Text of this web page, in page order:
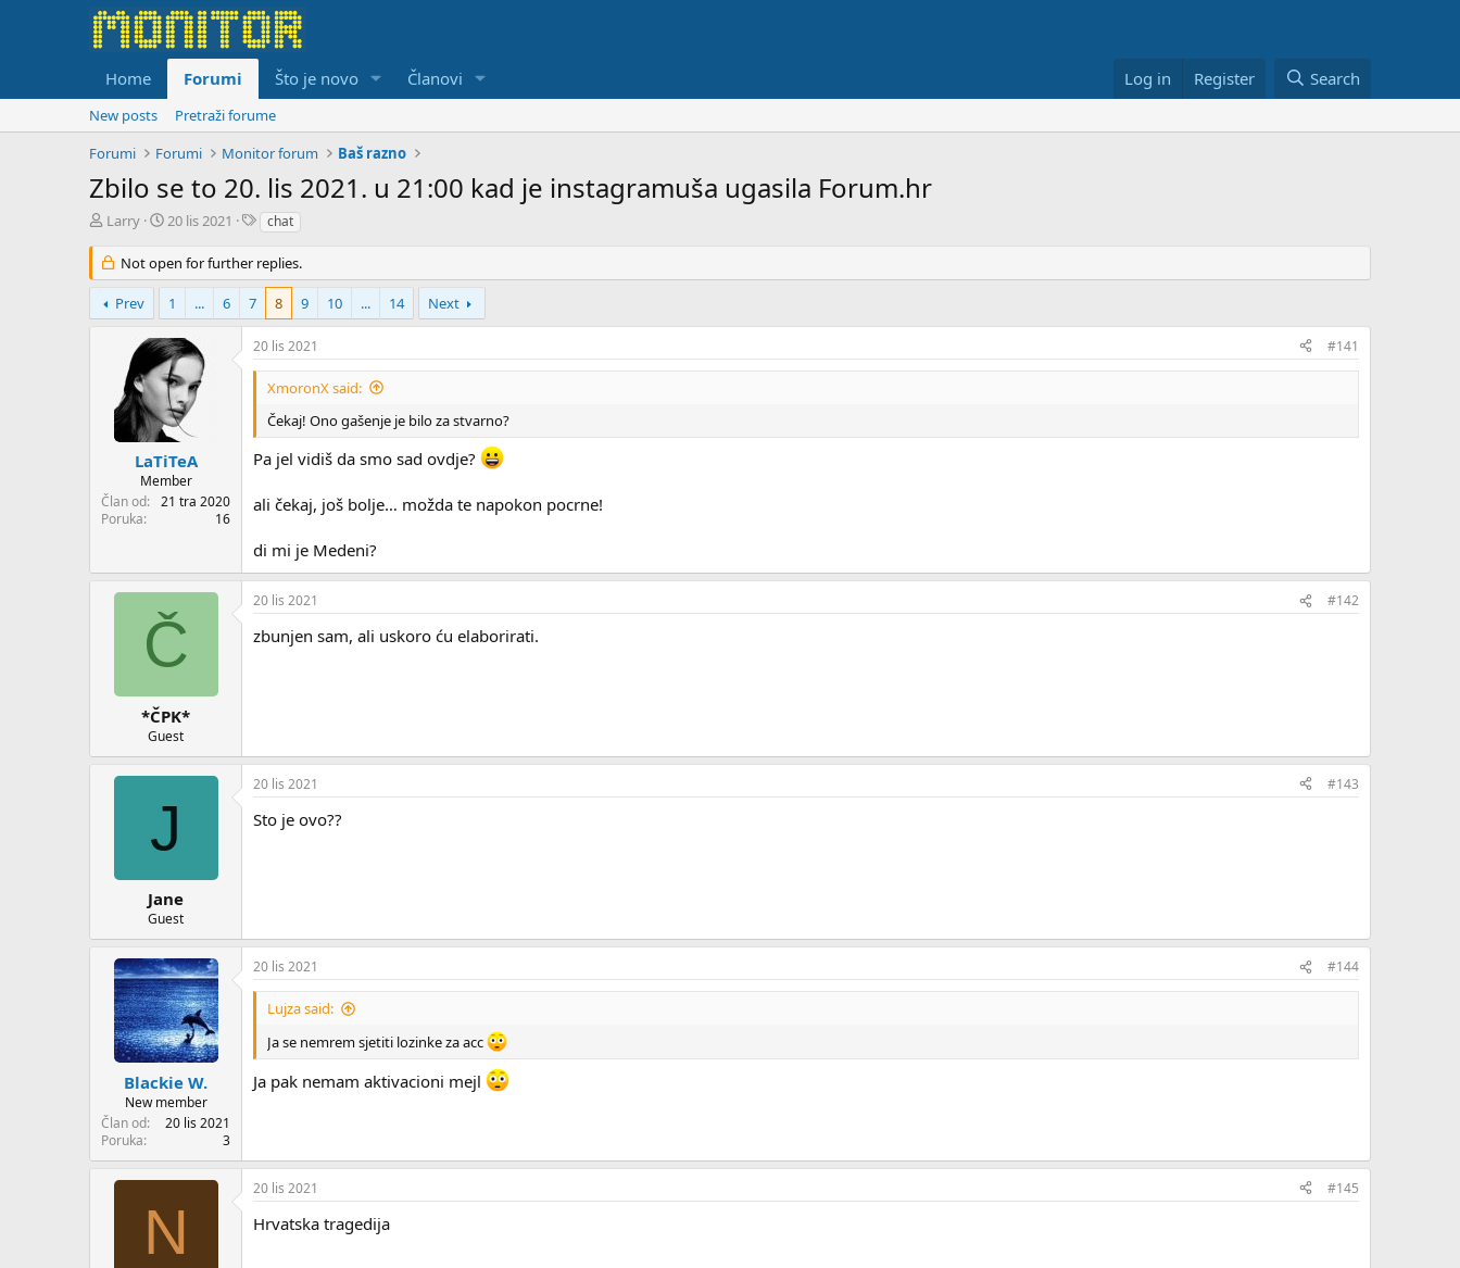
Home Forumi Što je novo Članovi Log in Register Search
New posts
Pretraži forume
Forumi
Forumi Monitor forum Baš razno
Zbilo se to 20. lis 2021. u 21:00 kad je instagramuša ugasila Forum.hr
T
r
e
a
d
Larry
S
a
r
t
d
a
t
e
20 lis 2021
T
g
s
chat
Not open for further replies.
Prev 1 ... 6 7 8 9 10 ... 14 Next
LaTiTeA
Member
Član od
21 tra 2020
Poruka
16
20 lis 2021 #141
XmoronX said:
Čekaj! Ono gašenje je bilo za stvarno?
Pa jel vidiš da smo sad ovdje?
ali čekaj, još bolje… možda te napokon pocrne!
di mi je Medeni?
Č
*ČPK*
Guest
20 lis 2021 #142
zbunjen sam, ali uskoro ću elaborirati.
J
Jane
Guest
20 lis 2021 #143
Sto je ovo??
Blackie W.
New member
Član od
20 lis 2021
Poruka
3
20 lis 2021 #144
Lujza said:
Ja se nemrem sjetiti lozinke za acc
Ja pak nemam aktivacioni mejl
N
20 lis 2021 #145
Hrvatska tragedija